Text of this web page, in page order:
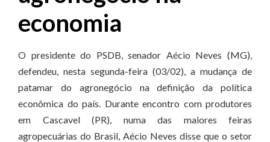
economia
O presidente do PSDB, senador Aécio Neves (MG),
defendeu, nesta segunda-feira (03/02), a mudança de
patamar do agronegócio na definição da política
econômica do país. Durante encontro com produtores
em Cascavel (PR), numa das maiores feiras
agropecuárias do Brasil, Aécio Neves disse que o setor